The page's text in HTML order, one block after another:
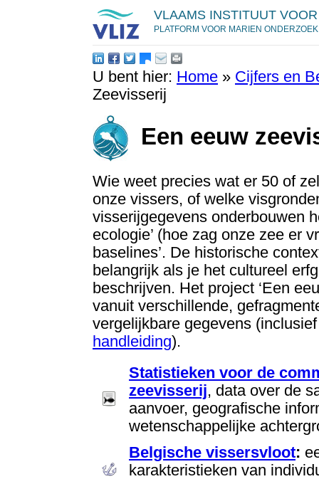
VLAAMS INSTITUUT
PLATFORM VOOR MARIEN ONDERZOEK
U bent hier: Home » Cijfers en
Zeevisserij
Een eeuw
Wie weet precies wat er 50 of
onze vissers, of welke
visserijgegevens onderbouwen
ecologie’ (hoe zag onze zee er
baselines’. De historische
belangrijk als je het cultureel
beschrijven. Het project ‘Een
vanuit verschillende,
vergelijkbare gegevens
handleiding).
Statistieken voor de
zeevisserij, data over de
aanvoer, geografische
wetenschappelijke
Belgische vissersvloot:
karakteristieken van